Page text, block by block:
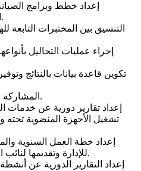
إعداد خطط وبرامج
المختبرات لإجراء التحاليل.
التنسيق بين المختبرات التابعة
إجراء عمليات التحاليل
تكوين قاعدة بيانات بالنتائج
المشاركة في خطط الطوارئ البيئية.
إعداد تقارير دورية عن خدمات
تشغيل الأجهزة المنضوية تحته
إعداد خطة العمل السنوية
للإدارة وتقديمها لنائب المدير العام للشئون الفنية.
إعداد التقارير الدورية عن